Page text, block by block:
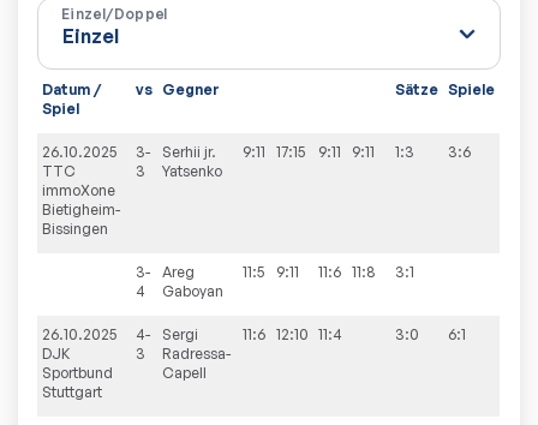
Einzel/Doppel
Datum /
Spiel
vs Gegner Sätze Spiele
26.10.2025
TTC
immoXone
Bietigheim-
Bissingen
3-
3
Serhii jr.
Yatsenko
9:11 17:15 9:11 9:11 1:3 3:6
3-
4
Areg
Gaboyan
11:5 9:11 11:6 11:8 3:1
26.10.2025
DJK
Sportbund
Stuttgart
4-
3
Sergi
Radressa-
Capell
11:6 12:10 11:4 3:0 6:1